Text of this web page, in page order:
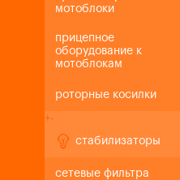
мотоблоки
прицепное
оборудование к
мотоблокам
роторные косилки
+-
стабилизаторы
сетевые фильтра